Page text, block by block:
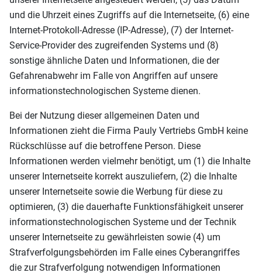
und die Uhrzeit eines Zugriffs auf die Internetseite, (6) eine
Internet-Protokoll-Adresse (IP-Adresse), (7) der Internet-
Service-Provider des zugreifenden Systems und (8)
sonstige ähnliche Daten und Informationen, die der
Gefahrenabwehr im Falle von Angriffen auf unsere
informationstechnologischen Systeme dienen.
Bei der Nutzung dieser allgemeinen Daten und
Informationen zieht die Firma Pauly Vertriebs GmbH keine
Rückschlüsse auf die betroffene Person. Diese
Informationen werden vielmehr benötigt, um (1) die Inhalte
unserer Internetseite korrekt auszuliefern, (2) die Inhalte
unserer Internetseite sowie die Werbung für diese zu
optimieren, (3) die dauerhafte Funktionsfähigkeit unserer
informationstechnologischen Systeme und der Technik
unserer Internetseite zu gewährleisten sowie (4) um
Strafverfolgungsbehörden im Falle eines Cyberangriffes
die zur Strafverfolgung notwendigen Informationen